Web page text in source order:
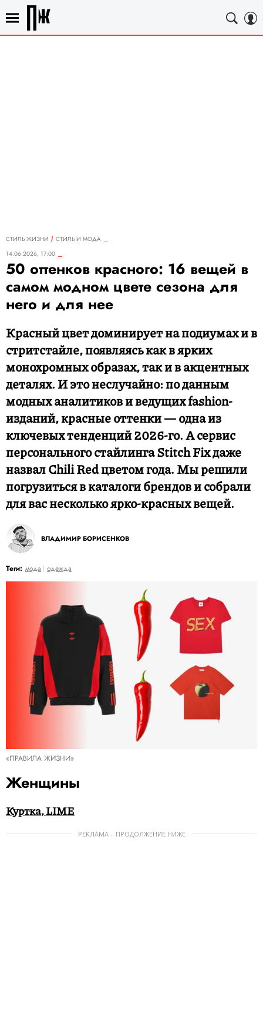
СТИЛЬ ЖИЗНИ
СТИЛЬ И МОДА
14.06.2026, 17:00
50 оттенков красного: 16 вещей в
самом модном цвете сезона для
него и для нее
Красный цвет доминирует на подиумах и в
стритстайле, появляясь как в ярких
монохромных образах, так и в акцентных
деталях. И это неслучайно: по данным
модных аналитиков и ведущих fashion-
изданий, красные оттенки — одна из
ключевых тенденций 2026-го. А сервис
персонального стайлинга Stitch Fix даже
назвал Chili Red цветом года. Мы решили
погрузиться в каталоги брендов и собрали
для вас несколько ярко-красных вещей.
ВЛАДИМИР БОРИСЕНКОВ
Теги: мода одежда
«ПРАВИЛА ЖИЗНИ»
Женщины
Куртка, LIME
РЕКЛАМА – ПРОДОЛЖЕНИЕ НИЖЕ